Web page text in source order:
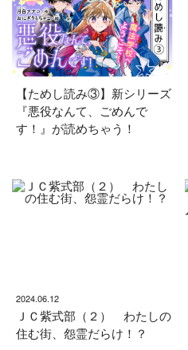
【ためし読み③】新シリーズ
『悪役なんて、ごめんで
す！』が読めちゃう！
2024.06.12
ＪＣ紫式部（２） わたしの
住む街、怨霊だらけ！？